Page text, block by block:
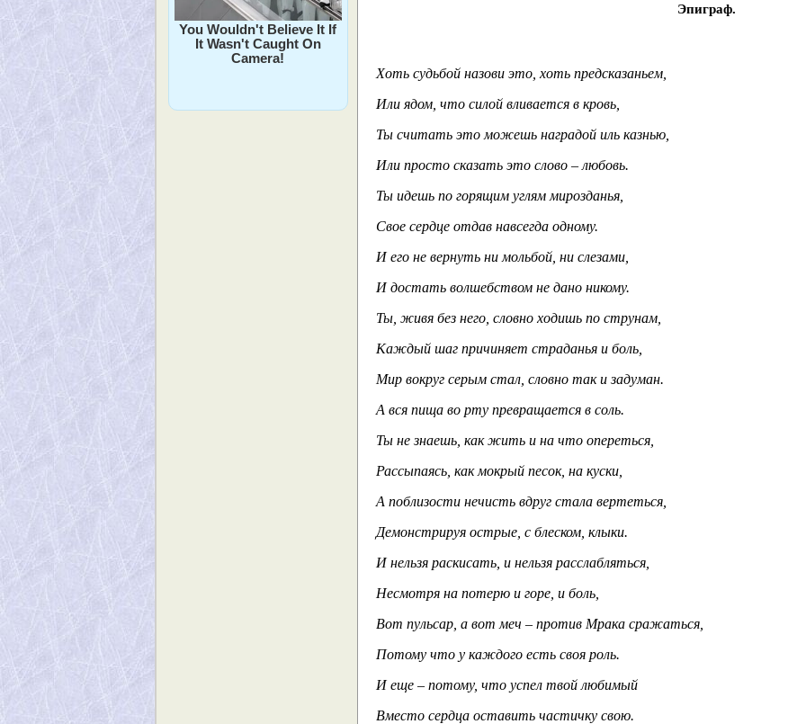
You Wouldn't Believe It If
It Wasn't Caught On
Camera!
Эпиграф.
Хоть судьбой назови это, хоть предсказаньем,
Или ядом, что силой вливается в кровь,
Ты считать это можешь наградой иль казнью,
Или просто сказать это слово – любовь.
Ты идешь по горящим углям мирозданья,
Свое сердце отдав навсегда одному.
И его не вернуть ни мольбой, ни слезами,
И достать волшебством не дано никому.
Ты, живя без него, словно ходишь по струнам,
Каждый шаг причиняет страданья и боль,
Мир вокруг серым стал, словно так и задуман.
А вся пища во рту превращается в соль.
Ты не знаешь, как жить и на что опереться,
Рассыпаясь, как мокрый песок, на куски,
А поблизости нечисть вдруг стала вертеться,
Демонстрируя острые, с блеском, клыки.
И нельзя раскисать, и нельзя расслабляться,
Несмотря на потерю и горе, и боль,
Вот пульсар, а вот меч – против Мрака сражаться,
Потому что у каждого есть своя роль.
И еще – потому, что успел твой любимый
Вместо сердца оставить частичку свою.